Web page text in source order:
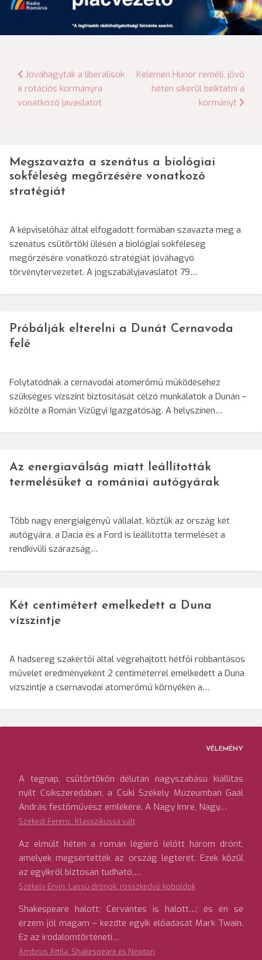
Bejegyzés
navigáció
Jóváhagyták a liberálisok
a rotációs kormányra
vonatkozó javaslatot
Kelemen Hunor reméli, jövő
héten sikerül beiktatni a
kormányt
Megszavazta a szenátus a biológiai
sokféleség megőrzésére vonatkozó
stratégiát
A képviselőház által elfogadott formában szavazta meg a
szenátus csütörtöki ülésén a biológiai sokféleség
megőrzésére vonatkozó stratégiát jóváhagyó
törvénytervezetet. A jogszabályjavaslatot 79…
Próbálják elterelni a Dunát Cernavoda
felé
Folytatódnak a cernavodai atomerőmű működéséhez
szükséges vízszint biztosítását célzó munkálatok a Dunán –
közölte a Román Vízügyi Igazgatóság. A helyszínen…
Az energiaválság miatt leállították
termelésüket a romániai autógyárak
Több nagy energiaigényű vállalat, köztük az ország két
autógyára, a Dacia és a Ford is leállította termelését a
rendkívüli szárazság…
Két centimétert emelkedett a Duna
vízszintje
A hadsereg szakértői által végrehajtott hétfői robbantásos
művelet eredményeként 2 centiméterrel emelkedett a Duna
vízszintje a csernavodai atomerőmű környékén a…
VÉLEMÉNY
A tegnap, csütörtökön délután nagyszabású kiállítás
nyílt Csíkszeredában, a Csíki Székely Múzeumban Gaál
András festőművész emlékére. A Nagy Imre, Nagy…
Székedi Ferenc: Klasszikussá vált
Az elmúlt héten a román légierő lelőtt három drónt,
amelyek megsértették az ország légterét. Ezek közül
az egyikről biztosan tudható,…
Székely Ervin: Lassú drónok, rosszkedvű koboldok
Shakespeare halott; Cervantes is halott…; és én se
érzem jól magam – kezdte egyik előadását Mark Twain.
Ez az irodalomtörténeti…
Ambrus Attila: Shakespeare és Newton